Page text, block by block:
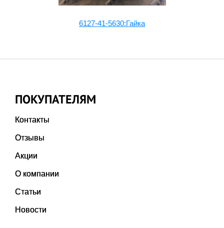
6127-41-5630:Гайка
ПОКУПАТЕЛЯМ
Контакты
Отзывы
Акции
О компании
Статьи
Новости